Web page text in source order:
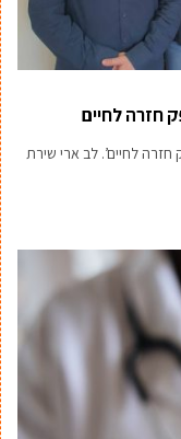
חזרה לחיים
לחיים’. לב ארי שירת